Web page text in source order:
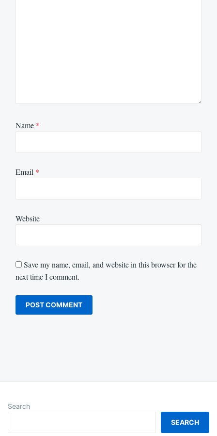
Name *
Email *
Website
Save my name, email, and website in this browser for the
next time I comment.
Search
SEARCH